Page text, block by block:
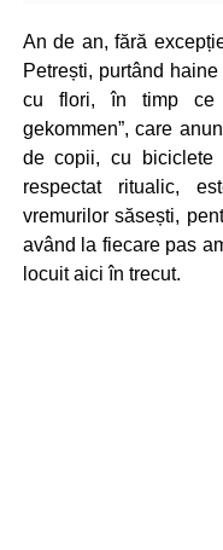
An de an, fără
Petrești, purtând
cu flori, în timp ce
gekommen”, care
de copii, cu biciclete
respectat ritualic,
vremurilor săsești,
având la fiecare pas
locuit aici în trecut.